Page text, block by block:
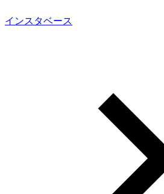
インスタベース